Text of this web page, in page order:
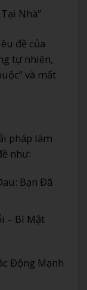
Nhà”
đề của
tự nhiên,
và mất
pháp làm
như:
Bạn Đã
– Bí Mật